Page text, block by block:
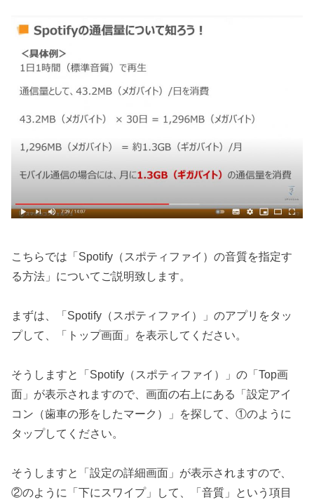
こちらでは「Spotify（スポティファイ）の音質を指定す
る方法」についてご説明致します。
まずは、「Spotify（スポティファイ）」のアプリをタッ
プして、「トップ画面」を表示してください。
そうしますと「Spotify（スポティファイ）」の「Top画
面」が表示されますので、画面の右上にある「設定アイ
コン（歯車の形をしたマーク）」を探して、①のように
タップしてください。
そうしますと「設定の詳細画面」が表示されますので、
②のように「下にスワイプ」して、「音質」という項目